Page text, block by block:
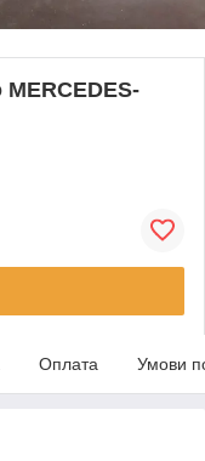
MERCEDES-
Оплата Умови